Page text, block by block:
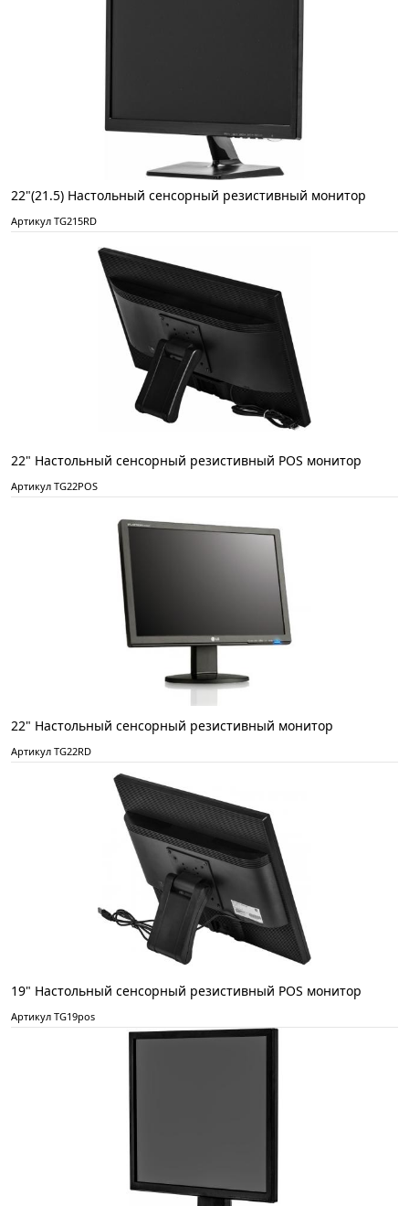
22"(21.5) Настольный сенсорный резистивный монитор
Артикул TG215RD
22" Настольный сенсорный резистивный POS монитор
Артикул TG22POS
22" Настольный сенсорный резистивный монитор
Артикул TG22RD
19" Настольный сенсорный резистивный POS монитор
Артикул TG19pos